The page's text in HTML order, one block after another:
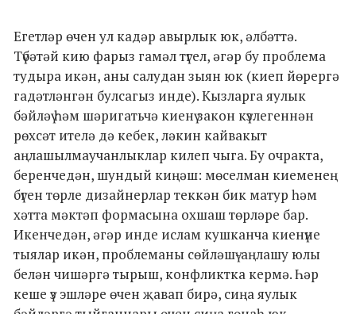
Егетләр өчен ул кадәр авырлык юк, әлбәттә.
Түбәтәй кию фарыз гамәл түгел, әгәр бу проблема
тудыра икән, аны салудан зыян юк (киеп йөрергә
гадәтләнгән булсагыз инде). Кызларга яулык
бәйләү һәм шәригатьчә киенү закон күзлегеннән
рөхсәт ителә дә кебек, ләкин кайвакыт
аңлашылмаучанлыклар килеп чыга. Бу очракта,
беренчедән, шундый киңәш: мөселман киеменең
бүген төрле дизайнерлар теккән бик матур һәм
хәтта мәктәп формасына охшаш төрләре бар.
Икенчедән, әгәр инде ислам кушканча киенүне
тыялар икән, проблеманы сөйләшү-аңлашу юлы
белән чишәргә тырыш, конфликтка кермә. Һәр
кеше үз эшләре өчен җавап бирә, сиңа яулык